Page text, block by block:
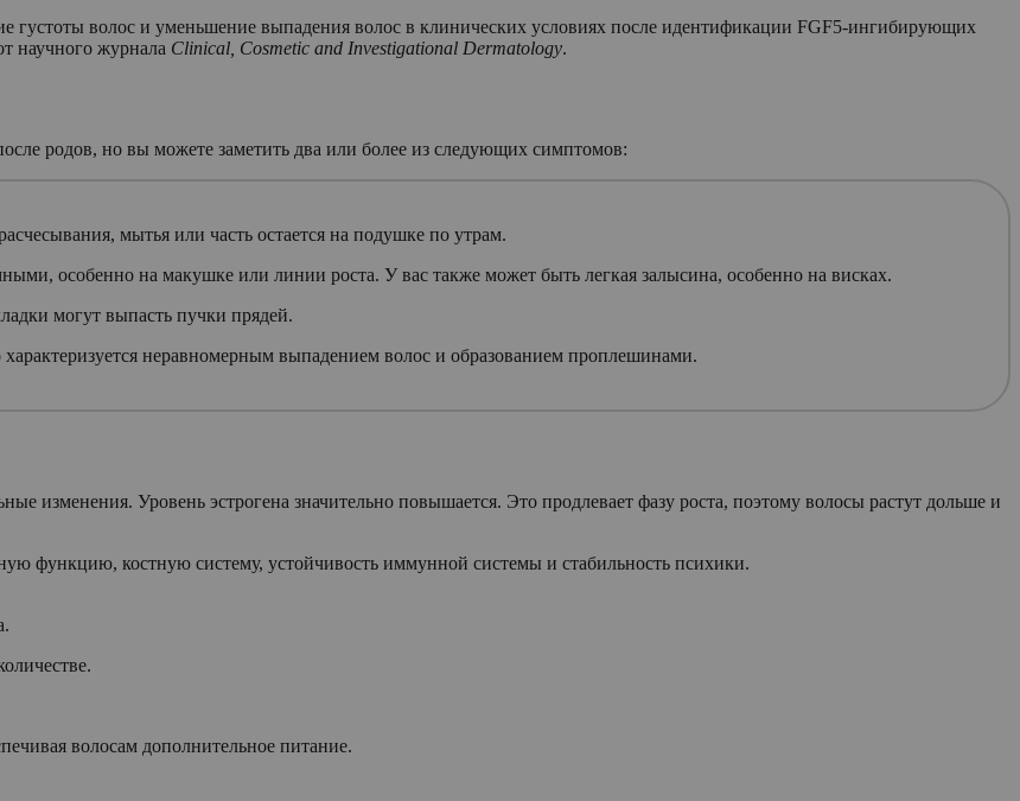
густоты волос и уменьшение выпадения волос в клинических условиях после идентификации FGF5-ингибирующих
научного журнала Clinical, Cosmetic and Investigational Dermatology.
родов, но вы можете заметить два или более из следующих симптомов:
мытья или часть остается на подушке по утрам.
особенно на макушке или линии роста. У вас также может быть легкая залысина, особенно на висках.
могут выпасть пучки прядей.
неравномерным выпадением волос и образованием проплешинами.
изменения. Уровень эстрогена значительно повышается. Это продлевает фазу роста, поэтому волосы растут дольше и
функцию, костную систему, устойчивость иммунной системы и стабильность психики.
волосам дополнительное питание.